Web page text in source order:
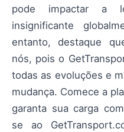
pode impactar a
insignificante
entanto, destaque
nós, pois o
todas as evoluções e
mudança. Comece a
garanta sua carga
se ao